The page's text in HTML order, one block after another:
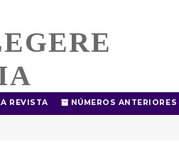
REVISTA NÚMEROS ANTERIORES